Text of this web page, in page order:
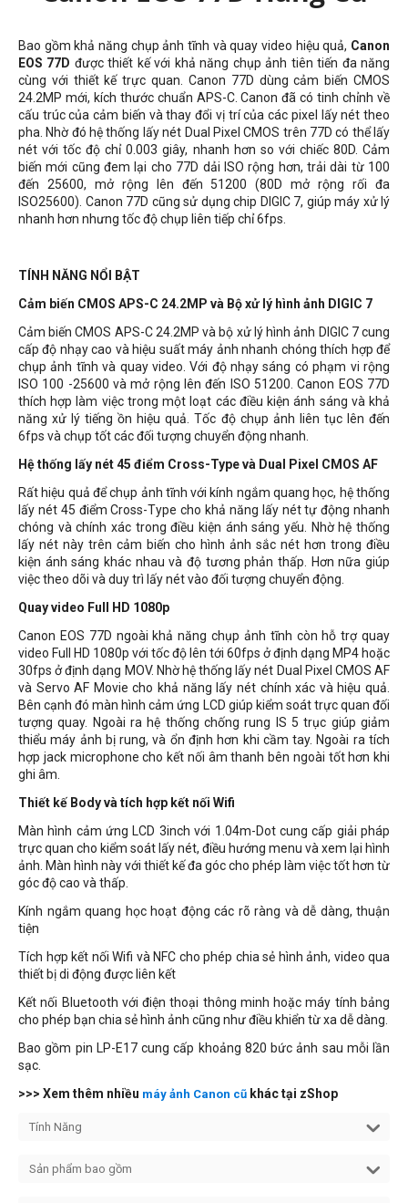
Bao gồm khả năng chụp ảnh tĩnh và quay video hiệu quả, Canon
EOS 77D được thiết kế với khả năng chụp ảnh tiên tiến đa năng
cùng với thiết kế trực quan. Canon 77D dùng cảm biến CMOS
24.2MP mới, kích thước chuẩn APS-C. Canon đã có tinh chỉnh về
cấu trúc của cảm biến và thay đổi vị trí của các pixel lấy nét theo
pha. Nhờ đó hệ thống lấy nét Dual Pixel CMOS trên 77D có thể lấy
nét với tốc độ chỉ 0.003 giây, nhanh hơn so với chiếc 80D. Cảm
biến mới cũng đem lại cho 77D dải ISO rộng hơn, trải dài từ 100
đến 25600, mở rộng lên đến 51200 (80D mở rộng rối đa
ISO25600). Canon 77D cũng sử dụng chip DIGIC 7, giúp máy xử lý
nhanh hơn nhưng tốc độ chụp liên tiếp chỉ 6fps.
TÍNH NĂNG NỔI BẬT
Cảm biến CMOS APS-C 24.2MP và Bộ xử lý hình ảnh DIGIC 7
Cảm biến CMOS APS-C 24.2MP và bộ xử lý hình ảnh DIGIC 7 cung
cấp độ nhạy cao và hiệu suất máy ảnh nhanh chóng thích hợp để
chụp ảnh tĩnh và quay video. Với độ nhạy sáng có phạm vi rộng
ISO 100 -25600 và mở rộng lên đến ISO 51200. Canon EOS 77D
thích hợp làm việc trong một loạt các điều kiện ánh sáng và khả
năng xử lý tiếng ồn hiệu quả. Tốc độ chụp ảnh liên tục lên đến
6fps và chụp tốt các đối tượng chuyển động nhanh.
Hệ thống lấy nét 45 điểm Cross-Type và Dual Pixel CMOS AF
Rất hiệu quả để chụp ảnh tĩnh với kính ngắm quang học, hệ thống
lấy nét 45 điểm Cross-Type cho khả năng lấy nét tự động nhanh
chóng và chính xác trong điều kiện ánh sáng yếu. Nhờ hệ thống
lấy nét này trên cảm biến cho hình ảnh sắc nét hơn trong điều
kiện ánh sáng khác nhau và độ tương phản thấp. Hơn nữa giúp
việc theo dõi và duy trì lấy nét vào đối tượng chuyển động.
Quay video Full HD 1080p
Canon EOS 77D ngoài khả năng chụp ảnh tĩnh còn hỗ trợ quay
video Full HD 1080p với tốc độ lên tới 60fps ở định dạng MP4 hoặc
30fps ở định dạng MOV. Nhờ hệ thống lấy nét Dual Pixel CMOS AF
và Servo AF Movie cho khả năng lấy nét chính xác và hiệu quả.
Bên cạnh đó màn hình cảm ứng LCD giúp kiểm soát trực quan đối
tượng quay. Ngoài ra hệ thống chống rung IS 5 trục giúp giảm
thiểu máy ảnh bị rung, và ổn định hơn khi cầm tay. Ngoài ra tích
hợp jack microphone cho kết nối âm thanh bên ngoài tốt hơn khi
ghi âm.
Thiết kế Body và tích hợp kết nối Wifi
Màn hình cảm ứng LCD 3inch với 1.04m-Dot cung cấp giải pháp
trực quan cho kiểm soát lấy nét, điều hướng menu và xem lại hình
ảnh. Màn hình này với thiết kế đa góc cho phép làm việc tốt hơn từ
góc độ cao và thấp.
Kính ngắm quang học hoạt động các rõ ràng và dễ dàng, thuận
tiện
Tích hợp kết nối Wifi và NFC cho phép chia sẻ hình ảnh, video qua
thiết bị di động được liên kết
Kết nối Bluetooth với điện thoại thông minh hoặc máy tính bảng
cho phép bạn chia sẻ hình ảnh cũng như điều khiển từ xa dễ dàng.
Bao gồm pin LP-E17 cung cấp khoảng 820 bức ảnh sau mỗi lần
sạc.
>>> Xem thêm nhiều máy ảnh Canon cũ khác tại zShop
Tính Năng
Sản phẩm bao gồm